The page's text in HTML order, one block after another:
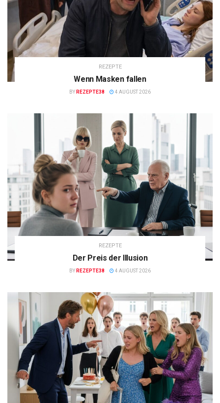
REZEPTE
Wenn Masken fallen
BY REZEPTE38 4 AUGUST 2026
REZEPTE
Der Preis der Illusion
BY REZEPTE38 4 AUGUST 2026